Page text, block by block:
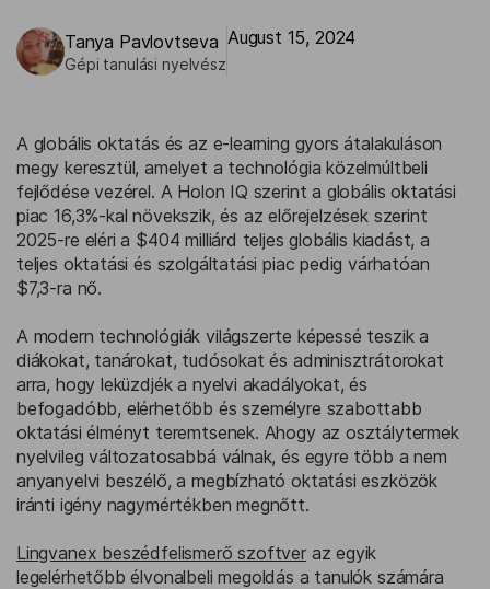
Tanya Pavlovtseva
Gépi tanulási nyelvész
August 15, 2024
A globális oktatás és az e-learning gyors átalakuláson
megy keresztül, amelyet a technológia közelmúltbeli
fejlődése vezérel. A Holon IQ szerint a globális oktatási
piac 16,3%-kal növekszik, és az előrejelzések szerint
2025-re eléri a $404 milliárd teljes globális kiadást, a
teljes oktatási és szolgáltatási piac pedig várhatóan
$7,3-ra nő.
A modern technológiák világszerte képessé teszik a
diákokat, tanárokat, tudósokat és adminisztrátorokat
arra, hogy leküzdjék a nyelvi akadályokat, és
befogadóbb, elérhetőbb és személyre szabottabb
oktatási élményt teremtsenek. Ahogy az osztálytermek
nyelvileg változatosabbá válnak, és egyre több a nem
anyanyelvi beszélő, a megbízható oktatási eszközök
iránti igény nagymértékben megnőtt.
Lingvanex beszédfelismerő szoftveraz egyik
legelérhetőbb élvonalbeli megoldás a tanulók számára